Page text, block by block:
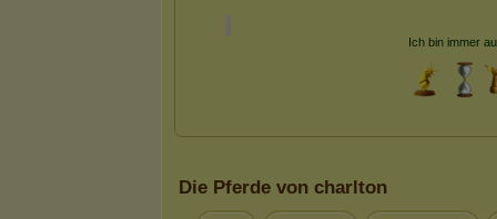
Die Pferde von charlton